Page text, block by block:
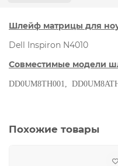
Шлейф матрицы для
Dell Inspiron N4010
Совместимые модели
DD0UM8TH001,
Похожие товары